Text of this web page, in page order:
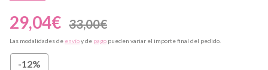
29,04€ 33,00€
Las modalidades de envíoy de pago pueden variar el importe final del pedido.
-12%